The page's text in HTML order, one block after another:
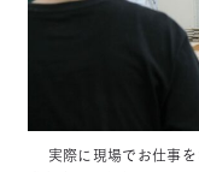
実際に現場でお仕事